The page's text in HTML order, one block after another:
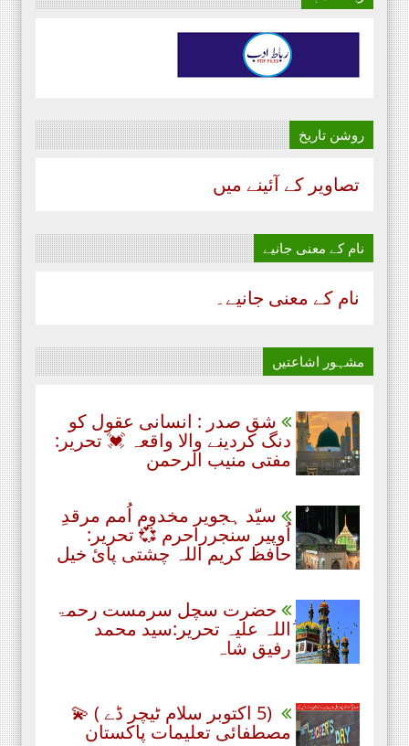
روشن تاریخ
تصاویر کے آئینے میں
نام‌ کے معنی جانیے
نام‌ کے معنی جانیے۔
مشہور اشاعتیں
شق صدر : انسانی عقول کو
دنگ کردینے والا واقعہ 💓 تحریر:
مفتی منیب الرحمن
سیّد ہجویر مخدوم اُمم مرقدِ
اُوپیر سنجرراحرم 💞 تحریر:
حافظ کریم اللہ چشتی پائ خیل
حضرت سچل سرمست رحمۃ
ُاللہ علیہ تحریر:سید محمد
رفیق شاہ
(5 اکتوبر سلام ٹیچر ڈے ) 💫
مصطفائی تعلیمات پاکستان